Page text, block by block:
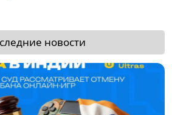
новости